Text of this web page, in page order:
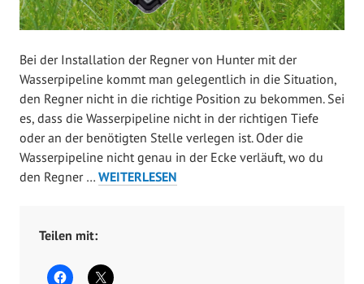
l
i
c
h
A
p
Bei der Installation der Regner von Hunter mit der
Wasserpipeline kommt man gelegentlich in die Situation,
den Regner nicht in die richtige Position zu bekommen. Sei
es, dass die Wasserpipeline nicht in der richtigen Tiefe
oder an der benötigten Stelle verlegen ist. Oder die
Wasserpipeline nicht genau in der Ecke verläuft, wo du
den Regner … EINSATZ
–
WEITERLESEN
Teilen mit: